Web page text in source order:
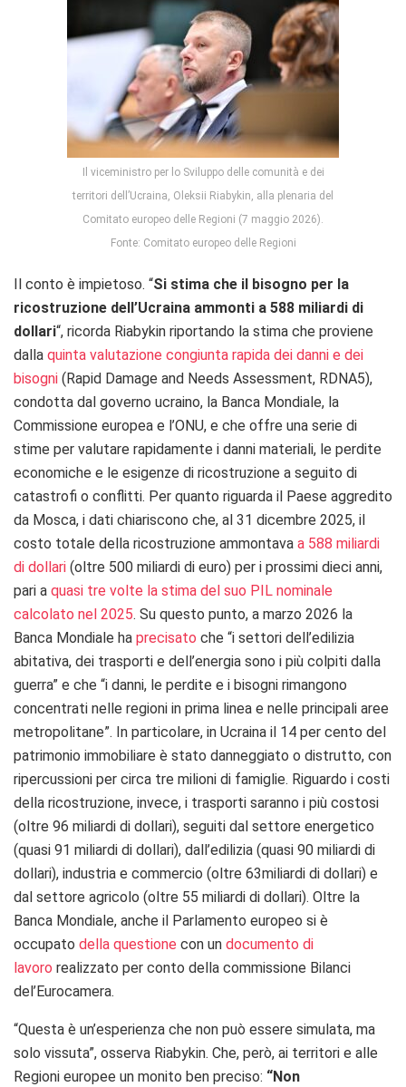
Il viceministro per lo Sviluppo delle comunità e dei
territori dell’Ucraina, Oleksii Riabykin, alla plenaria del
Comitato europeo delle Regioni (7 maggio 2026).
Fonte: Comitato europeo delle Regioni
Il conto è impietoso. “Si stima che il bisogno per la
ricostruzione dell’Ucraina ammonti a 588 miliardi di
dollari“, ricorda Riabykin riportando la stima che proviene
dalla quinta valutazione congiunta rapida dei danni e dei
bisogni (Rapid Damage and Needs Assessment, RDNA5),
condotta dal governo ucraino, la Banca Mondiale, la
Commissione europea e l’ONU, e che offre una serie di
stime per valutare rapidamente i danni materiali, le perdite
economiche e le esigenze di ricostruzione a seguito di
catastrofi o conflitti. Per quanto riguarda il Paese aggredito
da Mosca, i dati chiariscono che, al 31 dicembre 2025, il
costo totale della ricostruzione ammontava a 588 miliardi
di dollari (oltre 500 miliardi di euro) per i prossimi dieci anni,
pari a quasi tre volte la stima del suo PIL nominale
calcolato nel 2025. Su questo punto, a marzo 2026 la
Banca Mondiale ha precisato che “i settori dell’edilizia
abitativa, dei trasporti e dell’energia sono i più colpiti dalla
guerra” e che “i danni, le perdite e i bisogni rimangono
concentrati nelle regioni in prima linea e nelle principali aree
metropolitane”. In particolare, in Ucraina il 14 per cento del
patrimonio immobiliare è stato danneggiato o distrutto, con
ripercussioni per circa tre milioni di famiglie. Riguardo i costi
della ricostruzione, invece, i trasporti saranno i più costosi
(oltre 96 miliardi di dollari), seguiti dal settore energetico
(quasi 91 miliardi di dollari), dall’edilizia (quasi 90 miliardi di
dollari), industria e commercio (oltre 63miliardi di dollari) e
dal settore agricolo (oltre 55 miliardi di dollari). Oltre la
Banca Mondiale, anche il Parlamento europeo si è
occupato della questione con un documento di
lavoro realizzato per conto della commissione Bilanci
del’Eurocamera.
“Questa è un’esperienza che non può essere simulata, ma
solo vissuta”, osserva Riabykin. Che, però, ai territori e alle
Regioni europee un monito ben preciso: “Non